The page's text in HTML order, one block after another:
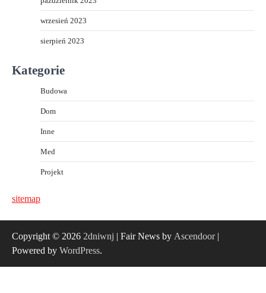
wrzesień 2023
sierpień 2023
Kategorie
Budowa
Dom
Inne
Med
Projekt
sitemap
Copyright © 2026 2dniwnj | Fair News by Ascendoor|
Powered by WordPress.